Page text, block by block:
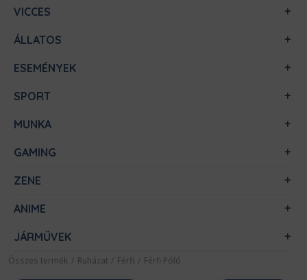
VICCES
ÁLLATOS
ESEMÉNYEK
SPORT
MUNKA
GAMING
ZENE
ANIME
JÁRMŰVEK
Összes termék / Ruházat / Férfi / Férfi Póló